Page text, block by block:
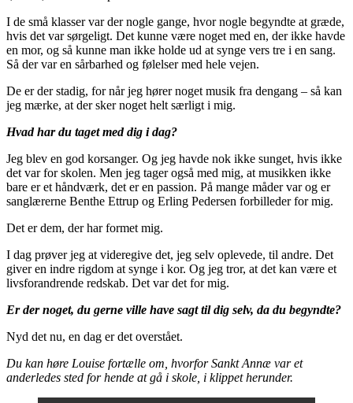
I de små klasser var der nogle gange, hvor nogle begyndte at græde,
hvis det var sørgeligt. Det kunne være noget med en, der ikke havde
en mor, og så kunne man ikke holde ud at synge vers tre i en sang.
Så der var en sårbarhed og følelser med hele vejen.
De er der stadig, for når jeg hører noget musik fra dengang – så kan
jeg mærke, at der sker noget helt særligt i mig.
Hvad har du taget med dig i dag?
Jeg blev en god korsanger. Og jeg havde nok ikke sunget, hvis ikke
det var for skolen. Men jeg tager også med mig, at musikken ikke
bare er et håndværk, det er en passion. På mange måder var og er
sanglærerne Benthe Ettrup og Erling Pedersen forbilleder for mig.
Det er dem, der har formet mig.
I dag prøver jeg at videregive det, jeg selv oplevede, til andre. Det
giver en indre rigdom at synge i kor. Og jeg tror, at det kan være et
livsforandrende redskab. Det var det for mig.
Er der noget, du gerne ville have sagt til dig selv, da du begyndte?
Nyd det nu, en dag er det overstået.
Du kan høre Louise fortælle om, hvorfor Sankt Annæ var et
anderledes sted for hende at gå i skole, i klippet herunder.